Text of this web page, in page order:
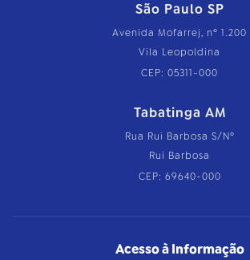
São Paulo SP
Avenida Mofarrej, nº 1.200
Vila Leopoldina
CEP: 05311-000
Tabatinga AM
Rua Rui Barbosa S/Nº
Rui Barbosa
CEP: 69640-000
Acesso à Informação